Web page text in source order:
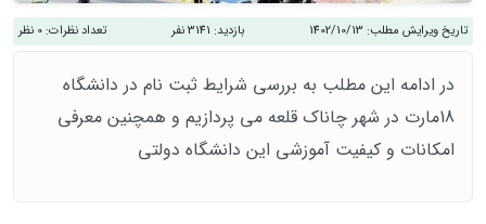
تاریخ ویرایش مطلب: 1402/10/13 بازدید: 3141 نفر تعداد نظرات: 0 نظر
در ادامه این مطلب به بررسی شرایط ثبت نام در دانشگاه
18مارت در شهر چاناک قلعه می پردازیم و همچنین معرفی
امکانات و کیفیت آموزشی این دانشگاه دولتی